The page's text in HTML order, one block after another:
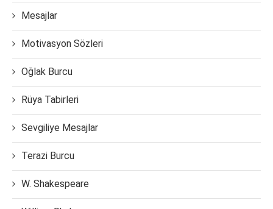
Mesajlar
Motivasyon Sözleri
Oğlak Burcu
Rüya Tabirleri
Sevgiliye Mesajlar
Terazi Burcu
W. Shakespeare